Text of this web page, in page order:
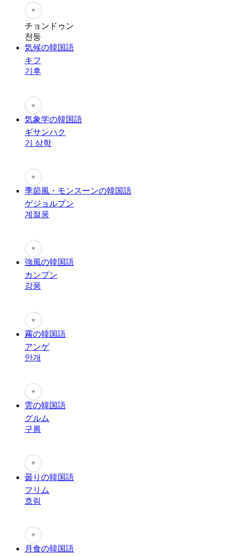
♥
チョンドゥン
천둥
気候の韓国語
キフ
기후
♥
気象学の韓国語
ギサンハク
기 상학
♥
季節風・モンスーンの韓国語
ゲジョルプン
계절풍
♥
強風の韓国語
カンプン
강풍
♥
霧の韓国語
アンゲ
안개
♥
雲の韓国語
グルム
구름
♥
曇りの韓国語
フリム
흐림
♥
月食の韓国語